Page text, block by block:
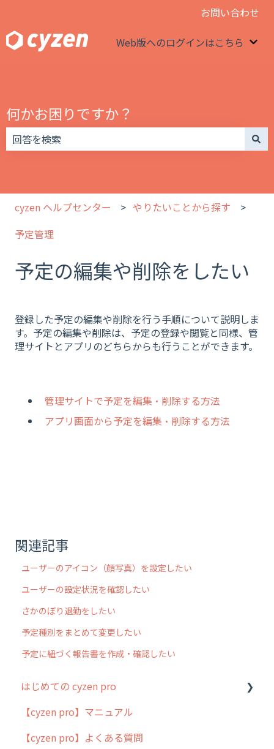
お問い合わせ
Web版へのログインはこちら
何かお困りですか？
cyzen ヘルプセンター
やりたいことから探す
予定管理
予定の編集や削除をしたい
登録した予定の編集や削除を行う手順について説明しま
す。予定の編集や削除は、予定の登録や閲覧と同様、管
理サイトとアプリのどちらからも行うことができます。
管理サイトで予定を編集・削除する方法
アプリ画面から予定を編集・削除する方法
関連記事
ユーザーのアイコン（顔写真）を設定したい
ユーザーの設定状況を確認したい
さかのぼり退勤をしたい
予定種別をまとめて変更したい
予定に紐づく報告書を作成・確認したい
はじめての cyzen pro
cyzen pro とは？
簡易マニュアル
【cyzen pro】マニュアル
【cyzen pro】よくある質問